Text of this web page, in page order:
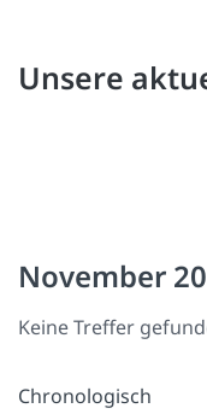
Unsere
November
Keine Treffer
Chronologisch